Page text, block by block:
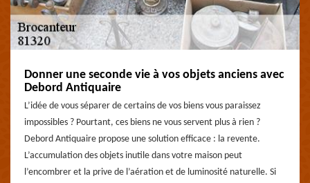
Donner une seconde vie à vos objets anciens avec
Debord Antiquaire
L’idée de vous séparer de certains de vos biens vous paraissez
impossibles ? Pourtant, ces biens ne vous servent plus à rien ?
Debord Antiquaire propose une solution efficace : la revente.
L’accumulation des objets inutile dans votre maison peut
l’encombrer et la prive de l’aération et de luminosité naturelle. Si